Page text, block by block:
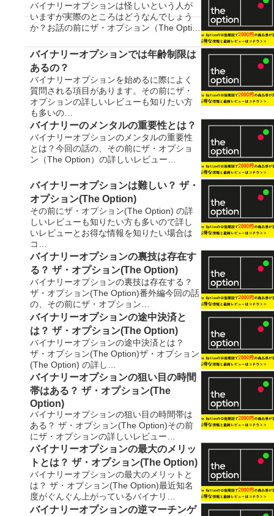
バイナリーオプションは怪しいという人が
いますが実際のところはどうなんでしょう
か？お話の前にザ・オプション（The Opti…
バイナリーオプションでは年齢制限は
あるの？
バイナリーオプションを始めるに際によく
質問される項目があります。その前にザ・
オプションの詳しいレビューも知りたい方
も多いの…
バイナリーのメンタルの重要性とは？
バイナリーオプションのメンタルの重要性
とは？今回の話の、その前にザ・オプショ
ン（The Option）の詳しいレビュー…
バイナリーオプションは難しい？ ザ・
オプション(The Option)
その前にザ・オプション(The Option) の詳
しいレビューも知りたい方も多いので詳し
いレビューとお得な情報を知りたい場合は
コ…
バイナリーオプションの裏技は存在す
る？ ザ・オプション(The Option)
バイナリーオプションの裏技は存在する？
ザ・オプション(The Option)番外編今回の話
の、その前にザ・オプション…
バイナリーオプションの途中決済と
は？ ザ・オプション(The Option)
バイナリーオプションの途中決済とは？
ザ・オプション(The Option)ザ・オプション
(The Option) の詳し…
バイナリーオプションの狙い目の時間
帯はある？ ザ・オプション(The
Option)
バイナリーオプションの狙い目の時間帯は
ある？ ザ・オプション(The Option)その前
にザ・オプションの詳しいレビュー…
バイナリーオプションの最大のメリッ
トとは？ ザ・オプション(The Option)
バイナリーオプションの最大のメリットと
は？ ザ・オプション(The Option)最近知名
度がぐんぐん上がっているバイナリ…
バイナリーオプションの逆マーチンゲ